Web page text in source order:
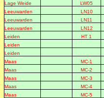
Lage Weide
LW05
Leeuwarden
LN10
Leeuwarden
LN11
Leeuwarden
LN12
Leiden
HT 1
Leiden
Leiden
Maas
MC-1
Maas
MC-2
Maas
MC-3
Maas
MC-4
Maas
MC-5